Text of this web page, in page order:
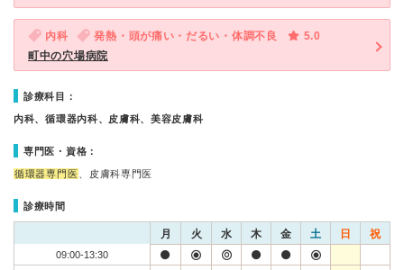
内科 発熱・頭が痛い・だるい・体調不良
5.0
町中の穴場病院
診療科目：
内科、循環器内科、皮膚科、美容皮膚科
専門医・資格：
循環器専門医 、皮膚科専門医
診療時間
月 火 水 木 金 土 日 祝
09:00-13:30